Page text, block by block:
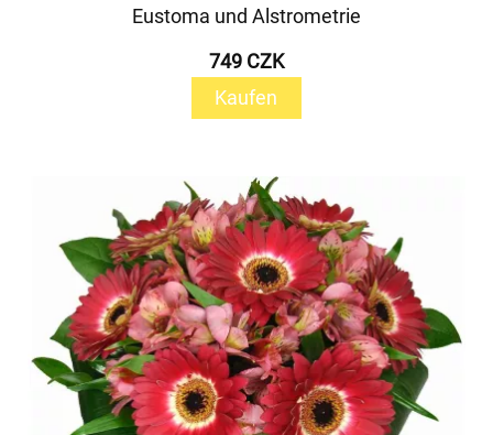
Eustoma und Alstrometrie
749 CZK
Kaufen